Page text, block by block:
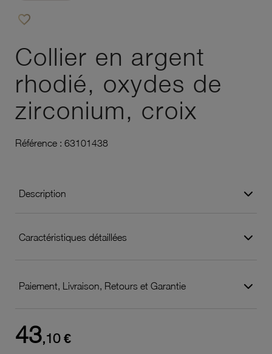
favorite_border
Collier en argent
rhodié, oxydes de
zirconium, croix
Référence : 63101438
Description
Caractéristiques détaillées
Paiement, Livraison, Retours et Garantie
43,10 €